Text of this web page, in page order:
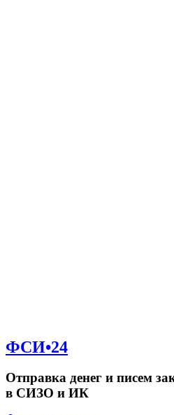
ФСИ•24
Отправка денег и писем
в СИЗО и ИК